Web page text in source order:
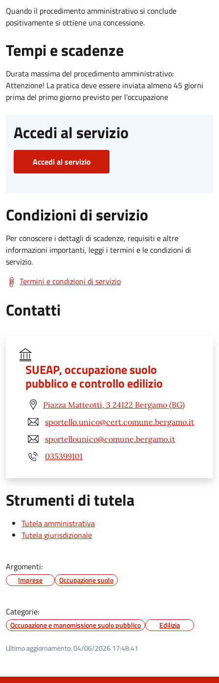
Quando il procedimento amministrativo si conclude
positivamente si ottiene una concessione.
Tempi e scadenze
Durata massima del procedimento amministrativo:
Attenzione! La pratica deve essere inviata almeno 45 giorni
prima del primo giorno previsto per l'occupazione
Accedi al servizio
Accedi al servizio
Condizioni di servizio
Per conoscere i dettagli di scadenze, requisiti e altre
informazioni importanti, leggi i termini e le condizioni di
servizio.
Termini e condizioni di servizio
Contatti
SUEAP, occupazione suolo
pubblico e controllo edilizio
Piazza Matteotti, 3 24122 Bergamo (BG)
sportello.unico@cert.comune.bergamo.it
sportellounico@comune.bergamo.it
035399101
Strumenti di tutela
Tutela amministrativa
Tutela giurisdizionale
Argomenti:
Imprese Occupazione suolo
Categorie:
Occupazione e manomissione suolo pubblico Edilizia
Ultimo aggiornamento:04/06/2026 17:48.41